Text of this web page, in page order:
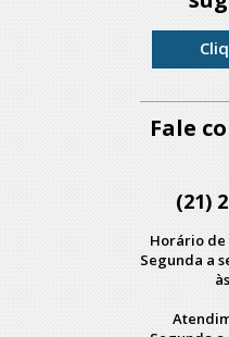
Fale
(21)
Horário
Segunda a